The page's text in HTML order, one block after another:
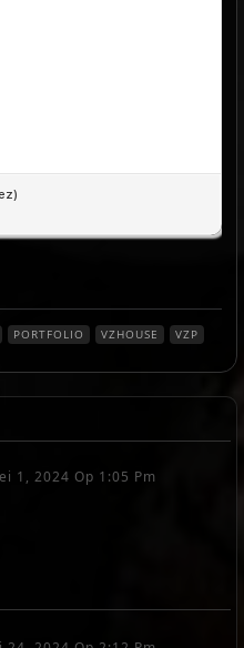
PORTFOLIO VZHOUSE VZP
1, 2024 Op 1:05 Pm